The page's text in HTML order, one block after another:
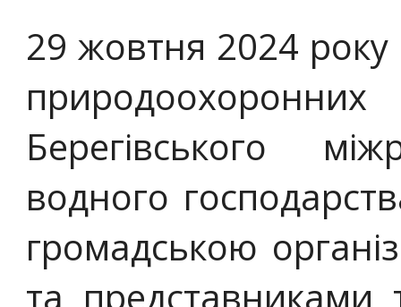
29 жовтня 2024
Берегівського
водного
громадською
та представниками